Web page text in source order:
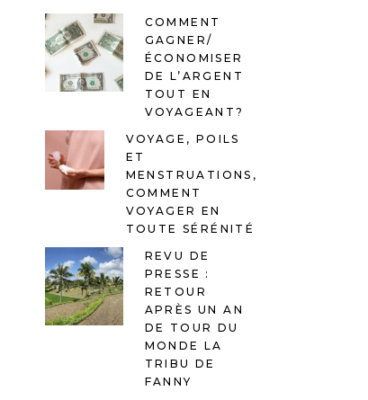
COMMENT
GAGNER/
ÉCONOMISER
DE L’ARGENT
TOUT EN
VOYAGEANT?
VOYAGE, POILS
ET
MENSTRUATIONS,
COMMENT
VOYAGER EN
TOUTE SÉRÉNITÉ
REVU DE
PRESSE :
RETOUR
APRÈS UN AN
DE TOUR DU
MONDE LA
TRIBU DE
FANNY